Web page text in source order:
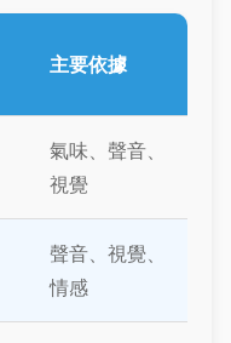
主要依據
氣味、聲音、
視覺
聲音、視覺、
情感